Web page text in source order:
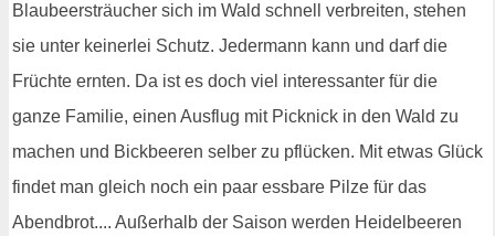
Blaubeersträucher sich im Wald schnell verbreiten, stehen
sie unter keinerlei Schutz. Jedermann kann und darf die
Früchte ernten. Da ist es doch viel interessanter für die
ganze Familie, einen Ausflug mit Picknick in den Wald zu
machen und Bickbeeren selber zu pflücken. Mit etwas Glück
findet man gleich noch ein paar essbare Pilze für das
Abendbrot.... Außerhalb der Saison werden Heidelbeeren